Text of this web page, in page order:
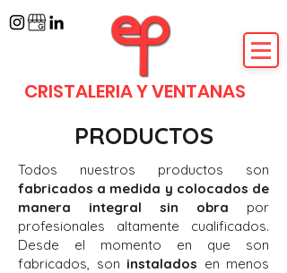
CRISTALERIA Y VENTANAS
PRODUCTOS
Todos nuestros productos son
fabricados a medida y colocados de
manera integral sin obra por
profesionales altamente cualificados.
Desde el momento en que son
fabricados, son instalados en menos